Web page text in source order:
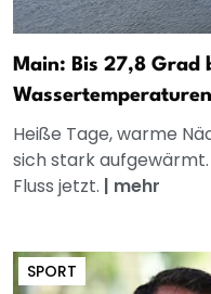
Main: Bis 27,8 Grad
Heiße Tage, warme
sich stark
Fluss jetzt. | mehr
SPORT